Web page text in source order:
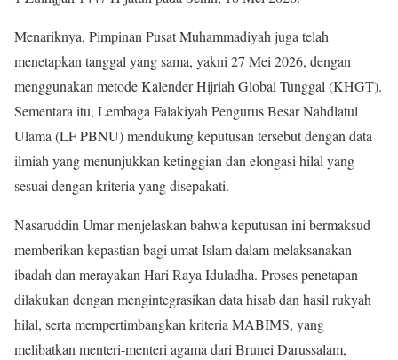
Menariknya, Pimpinan Pusat Muhammadiyah juga telah
menetapkan tanggal yang sama, yakni 27 Mei 2026, dengan
menggunakan metode Kalender Hijriah Global Tunggal (KHGT).
Sementara itu, Lembaga Falakiyah Pengurus Besar Nahdlatul
Ulama (LF PBNU) mendukung keputusan tersebut dengan data
ilmiah yang menunjukkan ketinggian dan elongasi hilal yang
sesuai dengan kriteria yang disepakati.
Nasaruddin Umar menjelaskan bahwa keputusan ini bermaksud
memberikan kepastian bagi umat Islam dalam melaksanakan
ibadah dan merayakan Hari Raya Iduladha. Proses penetapan
dilakukan dengan mengintegrasikan data hisab dan hasil rukyah
hilal, serta mempertimbangkan kriteria MABIMS, yang
melibatkan menteri-menteri agama dari Brunei Darussalam,